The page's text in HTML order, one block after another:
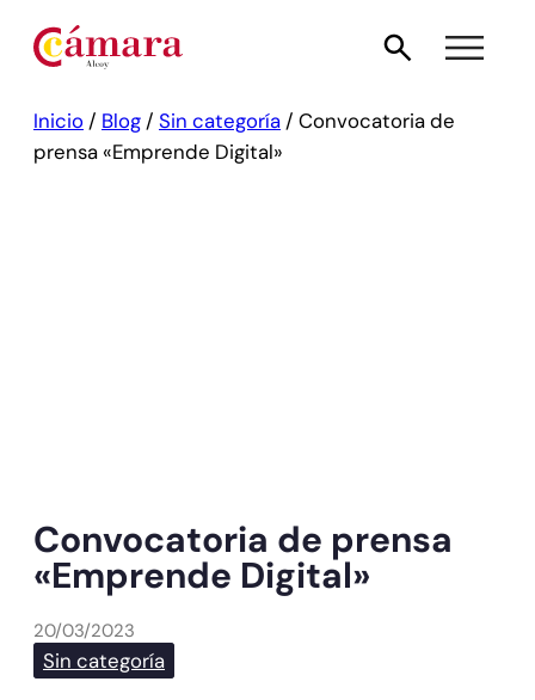
Inicio / Blog / Sin categoría / Convocatoria de
prensa «Emprende Digital»
Convocatoria de prensa
«Emprende Digital»
20/03/2023
Sin categoría